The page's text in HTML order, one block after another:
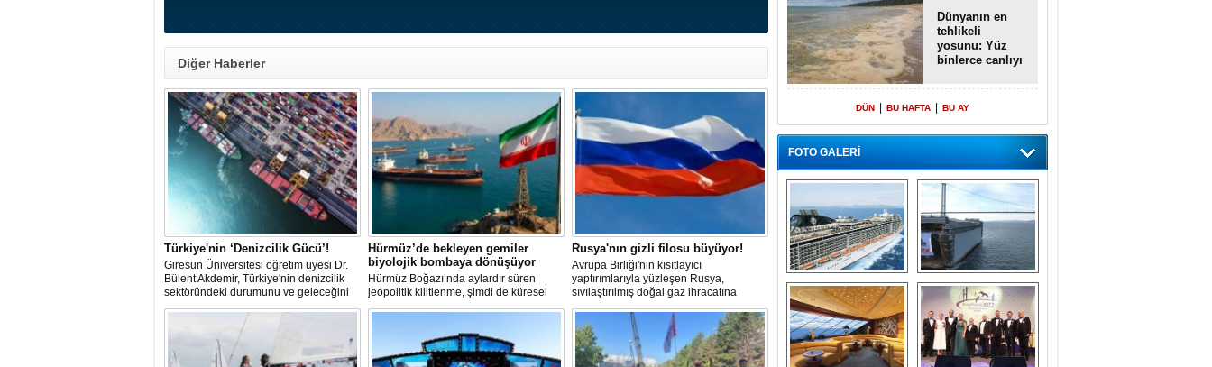
Diğer Haberler
Türkiye'nin ‘Denizcilik Gücü’!
Giresun Üniversitesi öğretim üyesi Dr.
Bülent Akdemir, Türkiye'nin denizcilik
sektöründeki durumunu ve geleceğini
değerlendirdi.
Hürmüz’de bekleyen gemiler
biyolojik bombaya dönüşüyor
Hürmüz Boğazı’nda aylardır süren
jeopolitik kilitlenme, şimdi de küresel
ölçekte bir çevre felaketinin kapısını
hareketsiz bekleyen binden fazla gemi,
istilacı deniz canlıları için devasa bir
üreme merkezine dönüşmüş durumda.
Rusya'nın gizli filosu büyüyor!
Avrupa Birliği'nin kısıtlayıcı
yaptırımlarıyla yüzleşen Rusya,
sıvılaştırılmış doğal gaz ihracatına
devam edebilmek için gizli bir filo
geliştiriyor.
Dünyanın en
tehlikeli
yosunu: Yüz
binlerce canlıyı
DÜN BU HAFTA BU AY
FOTO GALERİ
“Gemi içinde gemi”
konsepti ile MSC
Splendida
Dünyada tek!
Denizaltı yüzer
havuzu intikal
seyrine başladı